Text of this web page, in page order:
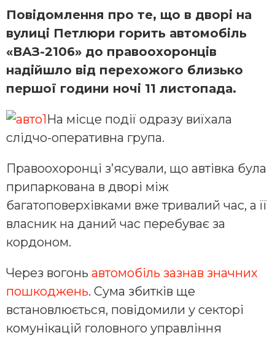
Повідомлення про те, що в дворі на
вулиці Петлюри горить автомобіль
«ВАЗ-2106» до правоохоронців
надійшло від перехожого близько
першої години ночі 11 листопада.
На місце події одразу виїхала
слідчо-оперативна група.
Правоохоронці з’ясували, що автівка була
припаркована в дворі між
багатоповерхівками вже тривалий час, а її
власник на даний час перебуває за
кордоном.
Через вогонь автомобіль зазнав значних
пошкоджень. Сума збитків ще
встановлюється, повідомили у секторі
комунікацій головного управління